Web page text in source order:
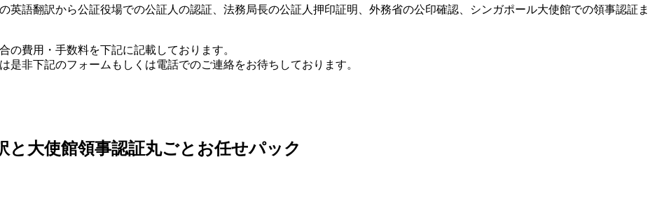
英語翻訳から公証役場での公証人の認証、法務局長の公証人押印証明、外務省の公印確認、シンガポール大使館での領事認証ま
の費用・手数料を下記に記載しております。
非下記のフォームもしくは電話でのご連絡をお待ちしております。
大使館領事認証丸ごとお任せパック